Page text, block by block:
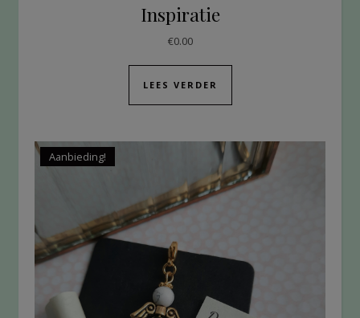
Inspiratie
€0.00
LEES VERDER
Aanbieding!